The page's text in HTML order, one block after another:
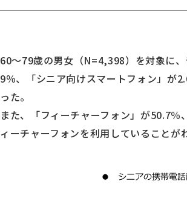
60～79歳の男女（N=4,398）を対象に
9％、「シニア向けスマートフォン」が
った。
また、「フィーチャーフォン」が50.7
ィーチャーフォンを利用していることが